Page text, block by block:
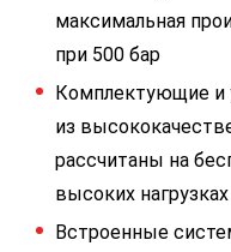
максимальная
при 500 бар
Комплектующие и
из
рассчитаны на
высоких
Встроенные